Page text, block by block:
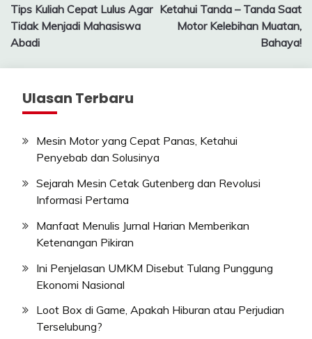
navigation
Tips Kuliah Cepat Lulus Agar
Tidak Menjadi Mahasiswa
Abadi
Ketahui Tanda – Tanda Saat
Motor Kelebihan Muatan,
Bahaya!
Ulasan Terbaru
Mesin Motor yang Cepat Panas, Ketahui
Penyebab dan Solusinya
Sejarah Mesin Cetak Gutenberg dan Revolusi
Informasi Pertama
Manfaat Menulis Jurnal Harian Memberikan
Ketenangan Pikiran
Ini Penjelasan UMKM Disebut Tulang Punggung
Ekonomi Nasional
Loot Box di Game, Apakah Hiburan atau Perjudian
Terselubung?